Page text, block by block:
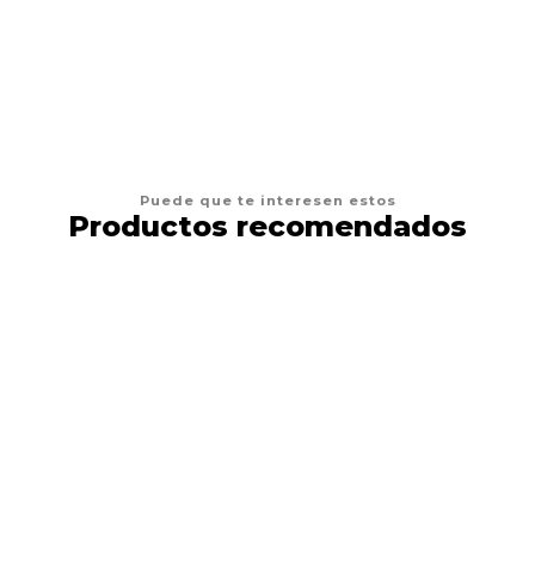
Puede que te interesen estos
Productos recomendados